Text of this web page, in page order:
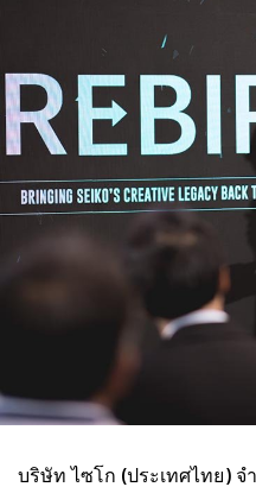
บริษัท ไซโก (ประเทศไทย)